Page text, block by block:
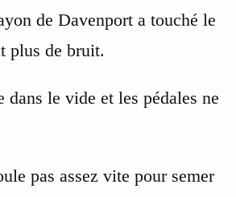
de Davenport a touché le
plus de bruit.
dans le vide et les pédales ne
pas assez vite pour semer